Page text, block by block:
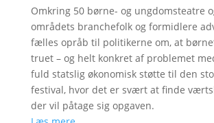
Omkring 50 børne- og ungdomsteatre
områdets branchefolk og formidlere
fælles opråb til politikerne om, at
truet – og helt konkret af problemet
fuld statslig økonomisk støtte til den
festival, hvor det er svært at finde
der vil påtage sig opgaven.